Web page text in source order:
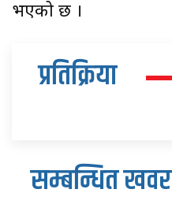
भएको छ ।
प्रतिक्रिया
सम्बन्धित खवर